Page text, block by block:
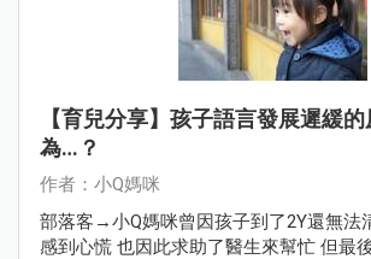
【育兒分享】孩子語言發展遲緩
為…？
作者：小Q媽咪
部落客→小Q媽咪曾因孩子到了2Y還無法
感到心慌 也因此求助了醫生來幫忙 但最